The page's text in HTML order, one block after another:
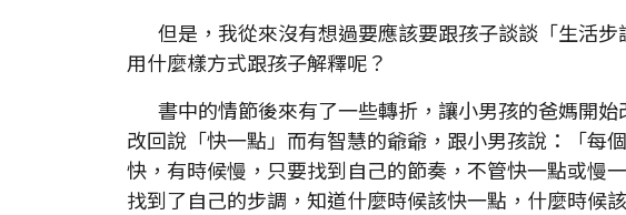
但是，我從來沒有想過要應該要跟孩子談談「生活步
用什麼樣方式跟孩子解釋呢？
書中的情節後來有了一些轉折，讓小男孩的爸媽開始
改回說「快一點」而有智慧的爺爺，跟小男孩說：「每
快，有時候慢，只要找到自己的節奏，不管快一點或慢
找到了自己的步調，知道什麼時候該快一點，什麼時候